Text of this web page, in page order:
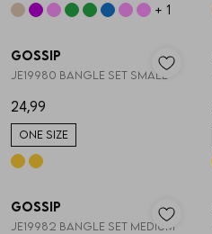
+ 1
1/2
Gossip
JE19980 BANGLE SET SMALL
24,99
ONE SIZE
1/2
Gossip
JE19982 BANGLE SET MEDIUM